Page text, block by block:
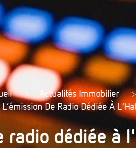
> Actualités Immobilier >
L’émission De Radio Dédiée À
radio dédiée